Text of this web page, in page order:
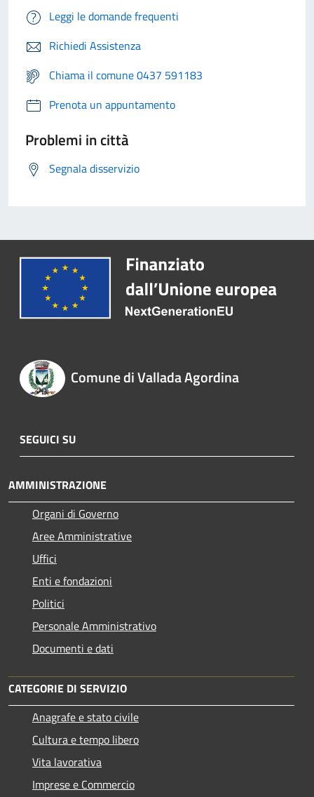
Leggi le domande frequenti
Richiedi Assistenza
Chiama il comune 0437 591183
Prenota un appuntamento
Problemi in città
Segnala disservizio
Comune di Vallada Agordina
SEGUICI SU
AMMINISTRAZIONE
Organi di Governo
Aree Amministrative
Uffici
Enti e fondazioni
Politici
Personale Amministrativo
Documenti e dati
CATEGORIE DI SERVIZIO
Anagrafe e stato civile
Cultura e tempo libero
Vita lavorativa
Imprese e Commercio